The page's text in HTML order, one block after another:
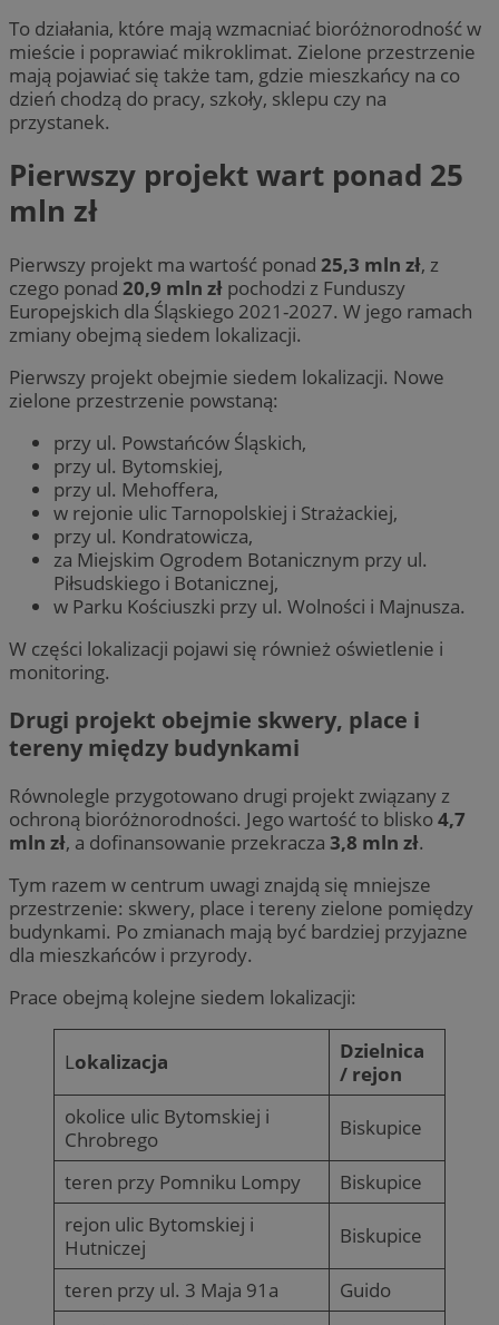
To działania, które mają wzmacniać bioróżnorodność w
mieście i poprawiać mikroklimat. Zielone przestrzenie
mają pojawiać się także tam, gdzie mieszkańcy na co
dzień chodzą do pracy, szkoły, sklepu czy na
przystanek.
Pierwszy projekt wart ponad 25
mln zł
Pierwszy projekt ma wartość ponad 25,3 mln zł, z
czego ponad 20,9 mln zł pochodzi z Funduszy
Europejskich dla Śląskiego 2021-2027. W jego ramach
zmiany obejmą siedem lokalizacji.
Pierwszy projekt obejmie siedem lokalizacji. Nowe
zielone przestrzenie powstaną:
przy ul. Powstańców Śląskich,
przy ul. Bytomskiej,
przy ul. Mehoffera,
w rejonie ulic Tarnopolskiej i Strażackiej,
przy ul. Kondratowicza,
za Miejskim Ogrodem Botanicznym przy ul.
Piłsudskiego i Botanicznej,
w Parku Kościuszki przy ul. Wolności i Majnusza.
W części lokalizacji pojawi się również oświetlenie i
monitoring.
Drugi projekt obejmie skwery, place i
tereny między budynkami
Równolegle przygotowano drugi projekt związany z
ochroną bioróżnorodności. Jego wartość to blisko4,7
mln zł, a dofinansowanie przekracza 3,8 mln zł.
Tym razem w centrum uwagi znajdą się mniejsze
przestrzenie: skwery, place i tereny zielone pomiędzy
budynkami. Po zmianach mają być bardziej przyjazne
dla mieszkańców i przyrody.
Prace obejmą kolejne siedem lokalizacji:
Lokalizacja
Dzielnica
/ rejon
okolice ulic Bytomskiej i
Chrobrego
Biskupice
teren przy Pomniku Lompy
Biskupice
rejon ulic Bytomskiej i
Hutniczej
Biskupice
teren przy ul. 3 Maja 91a
Guido